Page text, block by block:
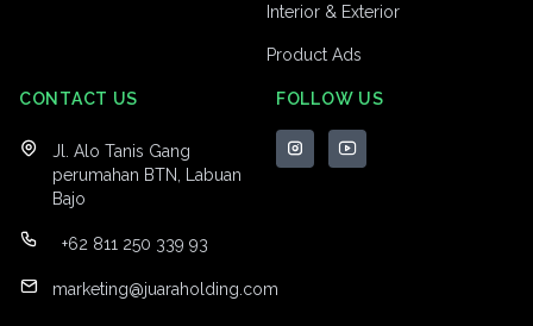
Interior & Exterior
Product Ads
CONTACT US
Jl. Alo Tanis Gang
perumahan BTN, Labuan
Bajo
+62 811 250 339 93
marketing@juaraholding.com
FOLLOW US